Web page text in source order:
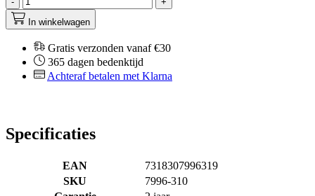
In winkelwagen
Gratis verzonden vanaf €30
365 dagen bedenktijd
Achteraf betalen met Klarna
Specificaties
EAN
7318307996319
SKU
7996-310